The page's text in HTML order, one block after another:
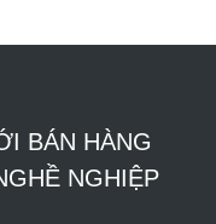
BÁN HÀNG
NGHIỆP